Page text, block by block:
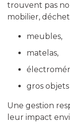
trouvent pas
mobilier,
meubles,
matelas,
gros objets
Une gestion
leur impact